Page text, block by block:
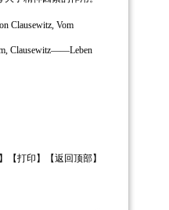
Clausewitz, Vom
Clausewitz——Leben
【打印 】【返回顶部】